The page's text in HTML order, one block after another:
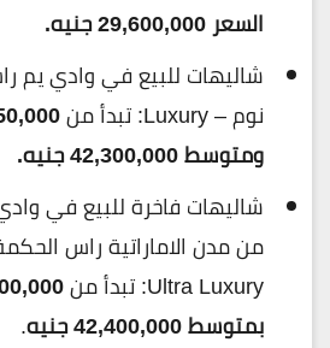
السعر 29,600,000 جنيه.
نوم – Luxury: تبدأ من
ومتوسط 42,300,000 جنيه.
شاليهات فاخرة للبيع في
Ultra Luxury: تبدأ من
بمتوسط 42,400,000 جنيه
.